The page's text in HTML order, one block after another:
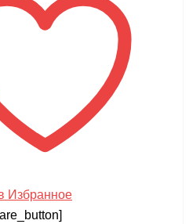
Избранное